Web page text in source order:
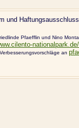
und
Pfaefflin und Nino
an